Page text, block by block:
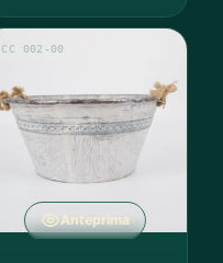
Anteprima
CC 002-00